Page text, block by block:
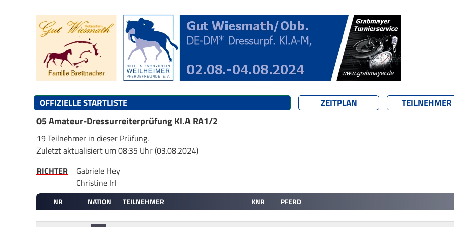
OFFIZIELLE STARTLISTE ZEITPLAN TEILNEHMER
05 Amateur-Dressurreiterprüfung Kl.A RA1/2
19 Teilnehmer in dieser Prüfung.
Zuletzt aktualisiert um 08:35 Uhr (03.08.2024)
RICHTER
Gabriele Hey
Christine Irl
NR NATION TEILNEHMER KNR PFERD